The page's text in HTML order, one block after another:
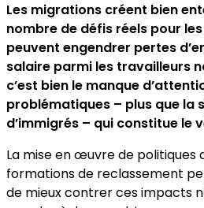
Les migrations créent bien
nombre de défis réels pour
peuvent engendrer pertes
salaire parmi les travailleurs
c’est bien le manque
problématiques – plus que la
d’immigrés – qui constitue le
La mise en œuvre de politiques
formations de reclassement
de mieux contrer ces impacts